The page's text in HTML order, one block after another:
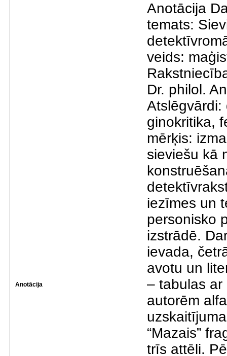
Anotācija
Anotācija
temats:
veids:
Dr. philol.
ginokritika,
mērķis:
sieviešu kā
iezīmes un
personisko
izstrādē.
ievada,
avotu un
– tabulas ar
autorēm
“Mazais”
trīs attēli.